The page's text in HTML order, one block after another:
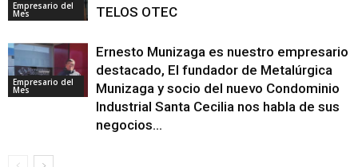
Empresario del
Mes
TELOS OTEC
Empresario del
Mes
Ernesto Munizaga es nuestro empresario
destacado, El fundador de Metalúrgica
Munizaga y socio del nuevo Condominio
Industrial Santa Cecilia nos habla de sus
negocios...